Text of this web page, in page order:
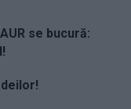
se bucură: